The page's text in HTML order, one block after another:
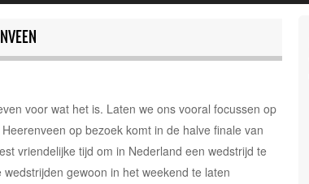
voor wat het is. Laten we ons vooral focussen op
op bezoek komt in de halve finale van
vriendelijke tijd om in Nederland een wedstrijd te
gewoon in het weekend te laten